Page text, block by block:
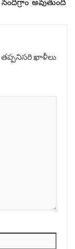
నందిగ్రాం అవుతుంది
తప్పనిసరి ఖాళీలు